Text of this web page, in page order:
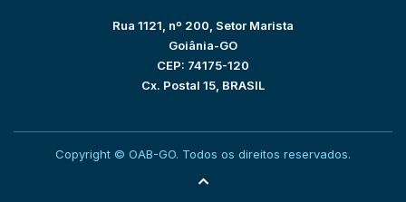
Rua 1121, nº 200, Setor Marista
Goiânia-GO
CEP: 74175-120
Cx. Postal 15, BRASIL
Copyright © OAB-GO. Todos os direitos reservados.